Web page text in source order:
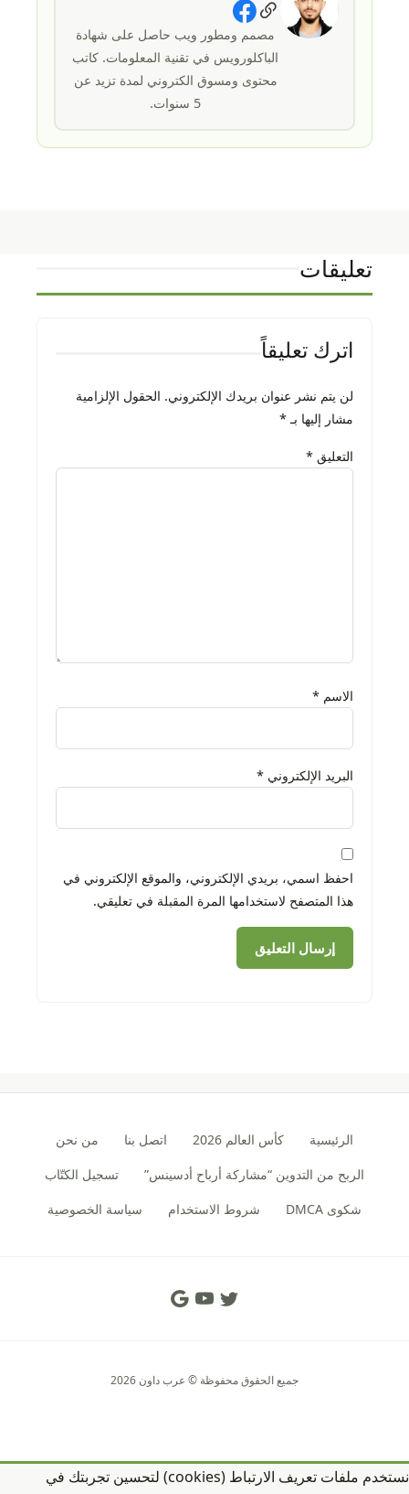
Social Links
مصمم ومطور ويب حاصل على شهادة
الباكلورويس في تقنية المعلومات. كاتب
محتوى ومسوق الكتروني لمدة تزيد عن
5 سنوات.
تعليقات
اترك تعليقاً
لن يتم نشر عنوان بريدك الإلكتروني. الحقول الإلزامية
مشار إليها بـ*
التعليق *
الاسم *
البريد الإلكتروني *
احفظ اسمي، بريدي الإلكتروني، والموقع الإلكتروني في
هذا المتصفح لاستخدامها المرة المقبلة في تعليقي.
الرئيسية كأس العالم 2026 اتصل بنا
من نحن
الربح من التدوين “مشاركة أرباح أدسينس”
تسجيل الكتّاب
شكوى DMCA
شروط الاستخدام سياسة الخصوصية
Social Links
جميع الحقوق محفوظة © عرب داون 2026
نستخدم ملفات تعريف الارتباط (cookies) لتحسين تجربتك في